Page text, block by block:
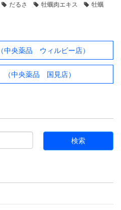
だるさ 牡蠣肉エキス
牡蠣
央薬品 ウィルビー店）
（中央薬品 国見店）